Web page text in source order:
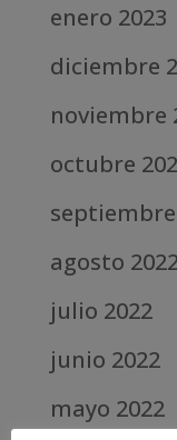
enero 2023
diciembre
noviembre
octubre
septiembre
agosto
julio 2022
junio 2022
mayo 2022